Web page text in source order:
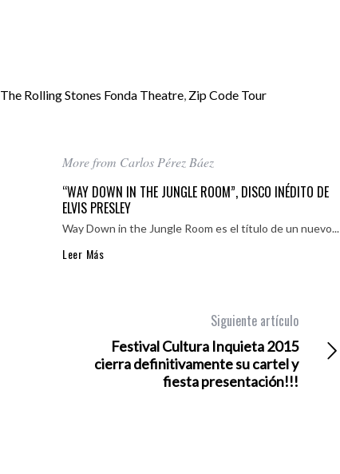
The Rolling Stones Fonda Theatre Zip Code Tour
More from Carlos Pérez Báez
“WAY DOWN IN THE JUNGLE ROOM”, DISCO INÉDITO DE
ELVIS PRESLEY
Way Down in the Jungle Room es el título de un nuevo...
Leer Más
Siguiente artículo
Festival Cultura Inquieta 2015
cierra definitivamente su cartel y
fiesta presentación!!!